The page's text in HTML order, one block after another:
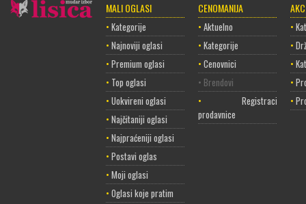
MALI OGLASI
• Kategorije
• Najnoviji oglasi
• Premium oglasi
• Top oglasi
• Uokvireni oglasi
• Najčitaniji oglasi
• Najpraćeniji oglasi
• Postavi oglas
• Moji oglasi
• Oglasi koje pratim
CENOMANIJA
• Aktuelno
• Kategorije
• Cenovnici
• Brendovi
• Registracija
prodavnice
•
•
•
•
•